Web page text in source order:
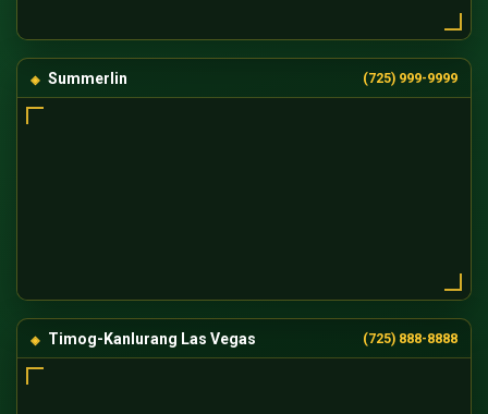
Summerlin (725) 999-9999
Timog-Kanlurang Las Vegas (725) 888-8888